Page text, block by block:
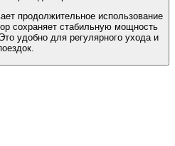
продолжительное использование
сохраняет стабильную мощность
удобно для регулярного ухода и